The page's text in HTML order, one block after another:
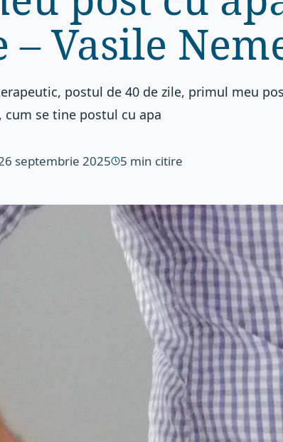
– Vasile
postul de 40 de zile, primul meu
cum se tine postul cu apa
septembrie 2025 5 min citire